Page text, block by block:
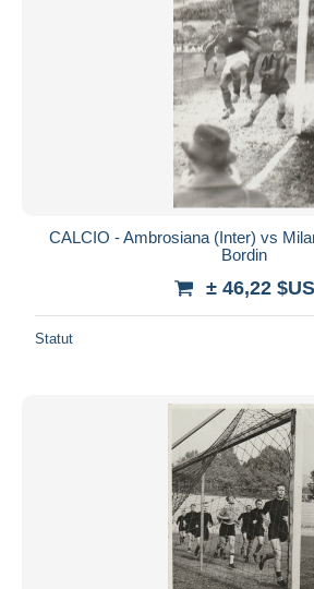
CALCIO - Ambrosiana (Inter) vs
Bordin
± 46,22 $US
Statut